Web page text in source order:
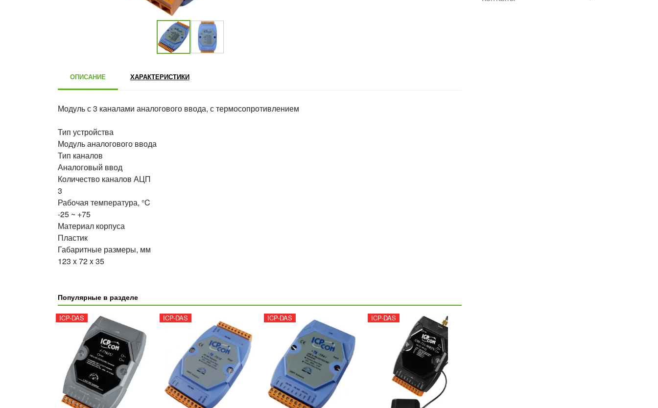
ОПИСАНИЕ ХАРАКТЕРИСТИКИ
Модуль с 3 каналами аналогового ввода, с термосопротивлением
Тип устройства
Модуль аналогового ввода
Тип каналов
Аналоговый ввод
Количество каналов АЦП
3
Рабочая температура, °C
-25 ~ +75
Материал корпуса
Пластик
Габаритные размеры, мм
123 x 72 x 35
Популярные в разделе
ICP-DAS ICP-DAS ICP-DAS ICP-DAS